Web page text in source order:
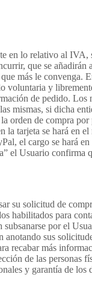
en lo relativo al
que se
más le convenga.
voluntaria y
de pedido. Los
mismas, si dicha
de compra
tarjeta se hará en
el cargo se hará
el Usuario confirma
su solicitud de
habilitados para
por el
sus
recabar más
de las personas
y garantía de los